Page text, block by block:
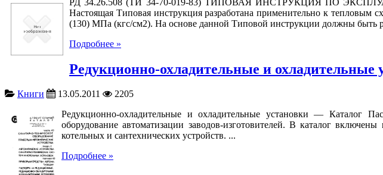
Настоящая Типовая инструкция разработана применительно к тепловым
(130) МПа (кгс/см2). На основе данной Типовой инструкции должны быть
Подробнее »
Редукционно-охладительные и охладительные
Книги 13.05.2011
2205
Редукционно-охладительные и охладительные установки — Каталог
оборудование автоматизации заводов-изготовителей. В каталог
котельных и сантехнических устройств. ...
Подробнее »